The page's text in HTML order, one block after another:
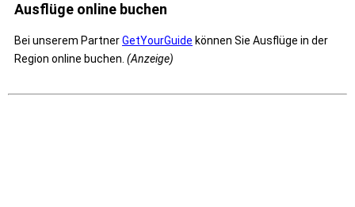
Ausflüge online buchen
Bei unserem PartnerGetYourGuide können Sie Ausflüge in der
Region online buchen. (Anzeige)